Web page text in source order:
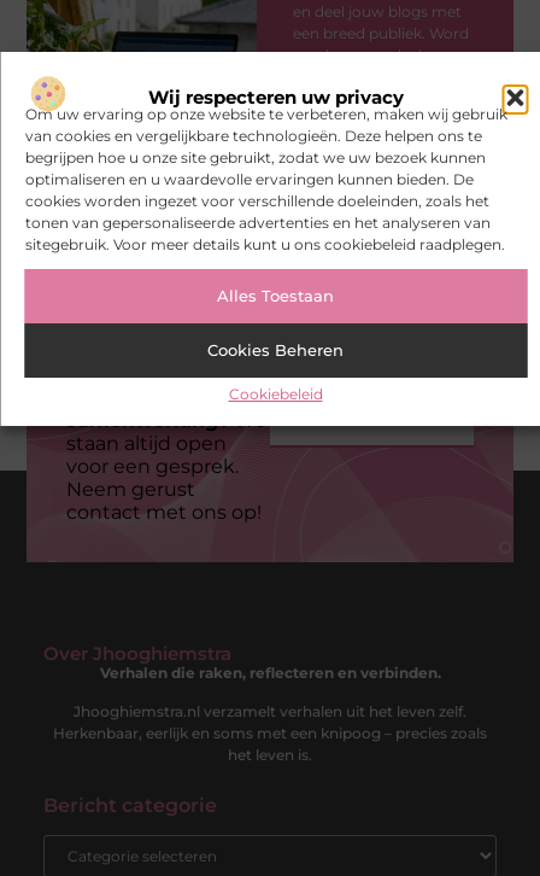
Wij respecteren uw privacy
Om uw ervaring op onze website te verbeteren, maken wij gebruik
van cookies en vergelijkbare technologieën. Deze helpen ons te
begrijpen hoe u onze site gebruikt, zodat we uw bezoek kunnen
optimaliseren en u waardevolle ervaringen kunnen bieden. De
cookies worden ingezet voor verschillende doeleinden, zoals het
tonen van gepersonaliseerde advertenties en het analyseren van
sitegebruik. Voor meer details kunt u ons cookiebeleid raadplegen.
Alles Toestaan
Cookies Beheren
Cookiebeleid
en deel jouw blogs met
een breed publiek. Word
vandaag nog deel van
Registreer
nu
Praat
met ons
wetenof denk je
samenwerking?We
staan altijd open
voor een gesprek.
Neem gerust
contact met ons op!
Over Jhooghiemstra
Verhalen die raken, reflecteren en verbinden.
Jhooghiemstra.nl verzamelt verhalen uit het leven zelf.
Herkenbaar, eerlijk en soms met een knipoog – precies zoals
het leven is.
Bericht categorie